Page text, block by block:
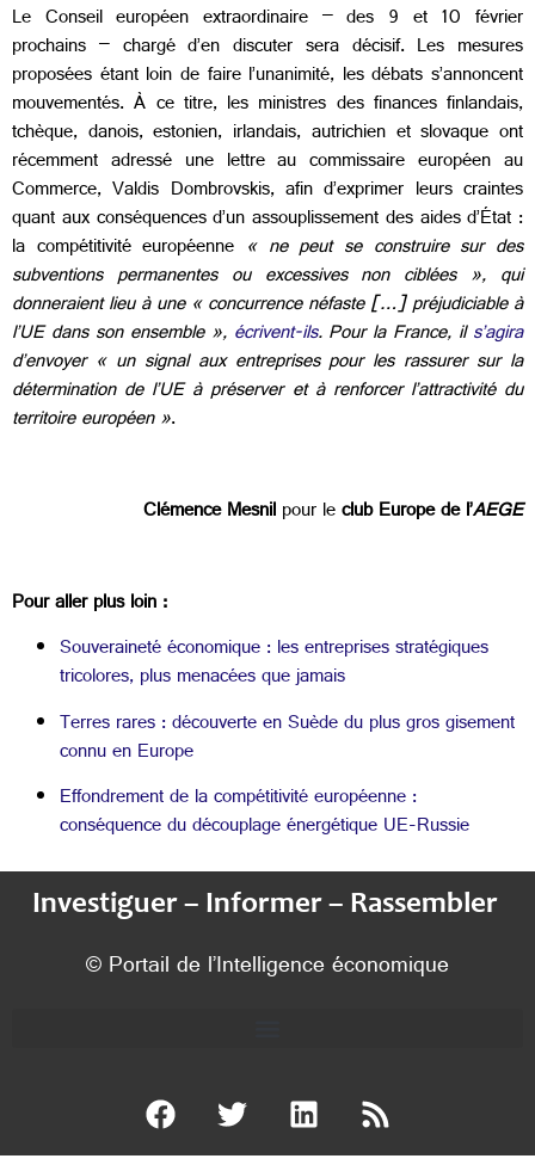
Le Conseil européen extraordinaire – des 9 et 10 février
prochains – chargé d’en discuter sera décisif. Les mesures
proposées étant loin de faire l’unanimité, les débats s’annoncent
mouvementés. À ce titre, les ministres des finances finlandais,
tchèque, danois, estonien, irlandais, autrichien et slovaque ont
récemment adressé une lettre au commissaire européen au
Commerce, Valdis Dombrovskis, afin d’exprimer leurs craintes
quant aux conséquences d’un assouplissement des aides d’État :
la compétitivité européenne « ne peut se construire sur des
subventions permanentes ou excessives non ciblées », qui
donneraient lieu à une « concurrence néfaste […] préjudiciable à
l’UE dans son ensemble », écrivent-ils. Pour la France, ils’agira
d’envoyer « un signal aux entreprises pour les rassurer sur la
détermination de l’UE à préserver et à renforcer l’attractivité du
territoire européen ».
Clémence Mesnilpour leclub Europe de l’AEGE
Pour aller plus loin :
Souveraineté économique : les entreprises stratégiques
tricolores, plus menacées que jamais
Terres rares : découverte en Suède du plus gros gisement
connu en Europe
Effondrement de la compétitivité européenne :
conséquence du découplage énergétique UE-Russie
Investiguer – Informer – Rassembler
© Portail de l’Intelligence économique